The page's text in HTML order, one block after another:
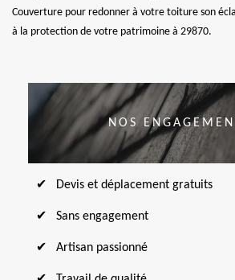
Couverture pour redonner à votre toiture son
à la protection de votre patrimoine à 29870.
NOS
Devis et déplacement gratuits
Sans engagement
Artisan passionné